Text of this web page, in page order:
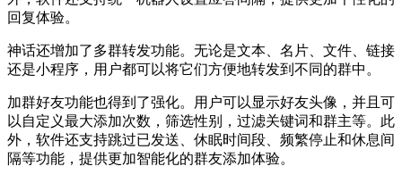
回复体验。
神话还增加了多群转发功能。无论是文本、名片、文件、链接
还是小程序，用户都可以将它们方便地转发到不同的群中。
加群好友功能也得到了强化。用户可以显示好友头像，并且可
以自定义最大添加次数，筛选性别，过滤关键词和群主等。此
外，软件还支持跳过已发送、休眠时间段、频繁停止和休息间
隔等功能，提供更加智能化的群友添加体验。